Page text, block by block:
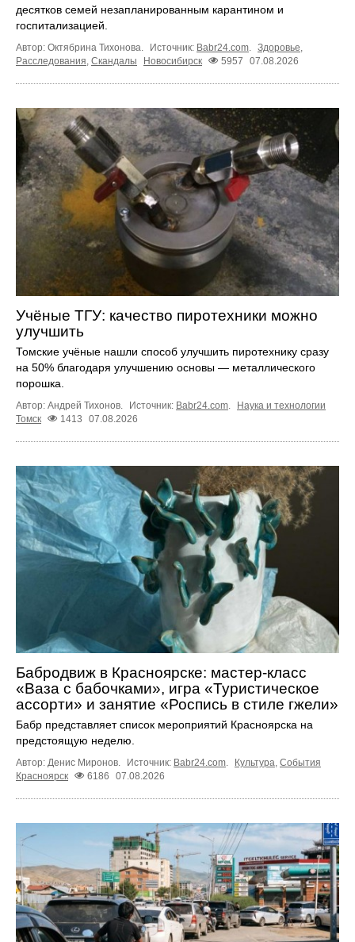
десятков семей незапланированным карантином и
госпитализацией.
Автор: Октябрина Тихонова. Источник: Babr24.com Здоровье
Расследования, Скандалы Новосибирск 5957 07.08.2026
Учёные ТГУ: качество пиротехники можно
улучшить
Томские учёные нашли способ улучшить пиротехнику сразу
на 50% благодаря улучшению основы — металлического
порошка.
Автор: Андрей Тихонов. Источник: Babr24.com
Наука и технологии
Томск
1413 07.08.2026
Бабродвиж в Красноярске: мастер-класс
«Ваза с бабочками», игра «Туристическое
ассорти» и занятие «Роспись в стиле гжели»
Бабр представляет список мероприятий Красноярска на
предстоящую неделю.
Автор: Денис Миронов. Источник: Babr24.com. Культура, События
Красноярск
6186 07.08.2026